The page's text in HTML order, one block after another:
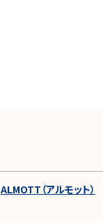
ALMOTT（アルモット）